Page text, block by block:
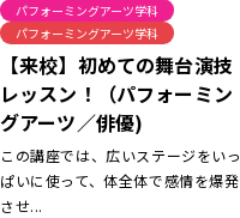
パフォーミングアーツ学科
パフォーミングアーツ学科
【来校】初めての舞台演技
レッスン！（パフォーミン
グアーツ／俳優)
この講座では、広いステージをいっ
ぱいに使って、体全体で感情を爆発
させ...